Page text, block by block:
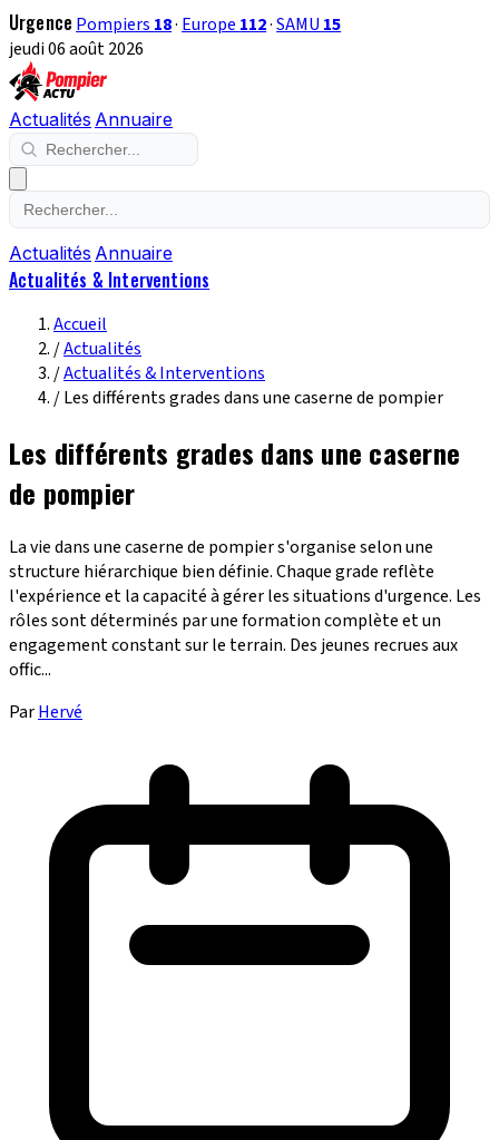
Urgence Pompiers 18· Europe 112·SAMU 15
jeudi 06 août 2026
Actualités Annuaire
Actualités Annuaire
Actualités & Interventions
Accueil
/Actualités
/Actualités & Interventions
/Les différents grades dans une caserne de pompier
Les différents grades dans une caserne
de pompier
La vie dans une caserne de pompier s'organise selon une
structure hiérarchique bien définie. Chaque grade reflète
l'expérience et la capacité à gérer les situations d'urgence. Les
rôles sont déterminés par une formation complète et un
engagement constant sur le terrain. Des jeunes recrues aux
offic...
ParHervé